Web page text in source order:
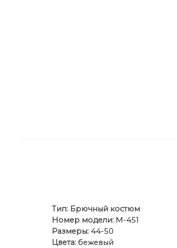
Тип: Брючный костюм
Номер модели: М-451
Размеры: 44-50
Цвета: бежевый